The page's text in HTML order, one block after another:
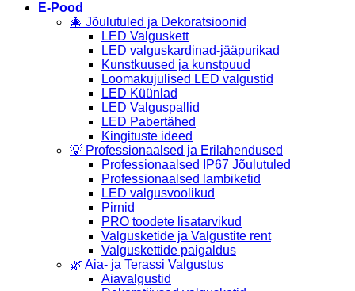
E-Pood
🎄 Jõulutuled ja Dekoratsioonid
LED Valguskett
LED valguskardinad-jääpurikad
Kunstkuused ja kunstpuud
Loomakujulised LED valgustid
LED Küünlad
LED Valguspallid
LED Pabertähed
Kingituste ideed
💡 Professionaalsed ja Erilahendused
Professionaalsed IP67 Jõulutuled
Professionaalsed lambiketid
LED valgusvoolikud
Pirnid
PRO toodete lisatarvikud
Valgusketide ja Valgustite rent
Valguskettide paigaldus
🌿 Aia- ja Terassi Valgustus
Aiavalgustid